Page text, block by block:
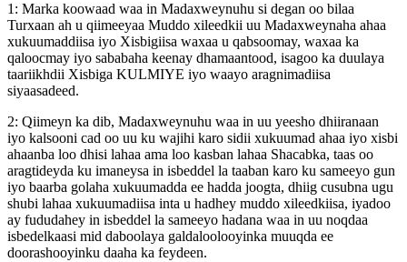
1: Marka koowaad waa in Madaxweynuhu si degan oo bilaa
Turxaan ah u qiimeeyaa Muddo xileedkii uu Madaxweynaha ahaa
xukuumaddiisa iyo Xisbigiisa waxaa u qabsoomay, waxaa ka
qaloocmay iyo sababaha keenay dhamaantood, isagoo ka duulaya
taariikhdii Xisbiga KULMIYE iyo waayo aragnimadiisa
siyaasadeed.
2: Qiimeyn ka dib, Madaxweynuhu waa in uu yeesho dhiiranaan
iyo kalsooni cad oo uu ku wajihi karo sidii xukuumad ahaa iyo xisbi
ahaanba loo dhisi lahaa ama loo kasban lahaa Shacabka, taas oo
aragtideyda ku imaneysa in isbeddel la taaban karo ku sameeyo gun
iyo baarba golaha xukuumadda ee hadda joogta, dhiig cusubna ugu
shubi lahaa xukuumadiisa inta u hadhey muddo xileedkiisa, iyadoo
ay fududahey in isbeddel la sameeyo hadana waa in uu noqdaa
isbedelkaasi mid daboolaya galdaloolooyinka muuqda ee
doorashooyinku daaha ka feydeen.